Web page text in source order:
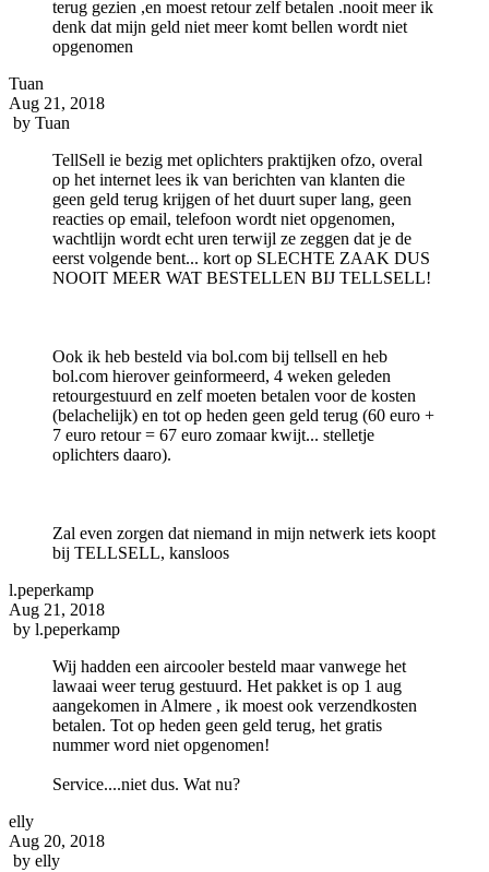
terug gezien ,en moest retour zelf betalen .nooit meer ik
denk dat mijn geld niet meer komt bellen wordt niet
opgenomen
Tuan
Aug 21, 2018
by Tuan
TellSell ie bezig met oplichters praktijken ofzo, overal
op het internet lees ik van berichten van klanten die
geen geld terug krijgen of het duurt super lang, geen
reacties op email, telefoon wordt niet opgenomen,
wachtlijn wordt echt uren terwijl ze zeggen dat je de
eerst volgende bent... kort op SLECHTE ZAAK DUS
NOOIT MEER WAT BESTELLEN BIJ TELLSELL!
Ook ik heb besteld via bol.com bij tellsell en heb
bol.com hierover geinformeerd, 4 weken geleden
retourgestuurd en zelf moeten betalen voor de kosten
(belachelijk) en tot op heden geen geld terug (60 euro +
7 euro retour = 67 euro zomaar kwijt... stelletje
oplichters daaro).
Zal even zorgen dat niemand in mijn netwerk iets koopt
bij TELLSELL, kansloos
l.peperkamp
Aug 21, 2018
by l.peperkamp
Wij hadden een aircooler besteld maar vanwege het
lawaai weer terug gestuurd. Het pakket is op 1 aug
aangekomen in Almere , ik moest ook verzendkosten
betalen. Tot op heden geen geld terug, het gratis
nummer word niet opgenomen!
Service....niet dus. Wat nu?
elly
Aug 20, 2018
by elly